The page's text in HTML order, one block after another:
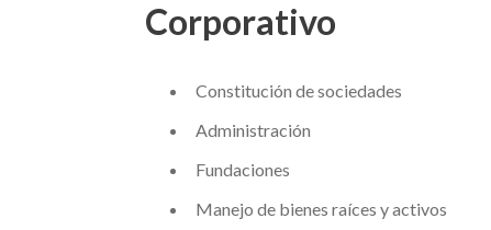
Corporativo
Constitución de sociedades
Administración
Fundaciones
Manejo de bienes raíces y activos